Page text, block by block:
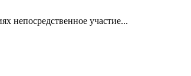
непосредственное участие...